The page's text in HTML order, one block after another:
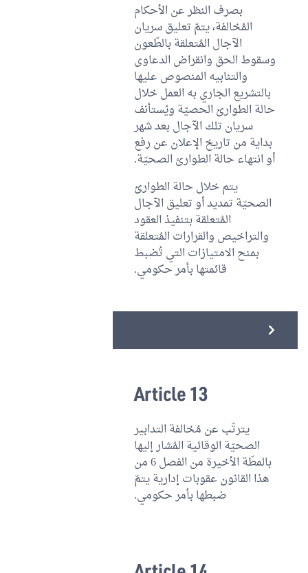
بصرف النظر عن الأحكام
المُخالفة، يتمّ تعليق سريان
الآجال المُتعلقة بالطّعون
وسقوط الحق وانقراض الدعاوى
والتنابيه المنصوص عليها
بالتشريع الجاري به العمل خلال
حالة الطوارئ الحصيّة ويُستأنف
سريان تلك الآجال بعد شهر
بداية من تاريخ الإعلان عن رفع
أو انتهاء حالة الطوارئ الصحيّة.
يتم خلال حالة الطوارئ
الصحيّة تمديد أو تعليق الآجال
المُتعلقة بتنفيذ العقود
والتراخيص والقرارات المُتعلقة
بمنح الامتيازات التي تُضبط
قائمتها بأمر حكومي.
Article 13
يترتّب عن مُخالفة التدابير
الصحيّة الوقائية المُشار إليها
بالمطّة الأخيرة من الفصل 6 من
هذا القانون عقوبات إدارية يتمّ
ضبطها بأمر حكومي.